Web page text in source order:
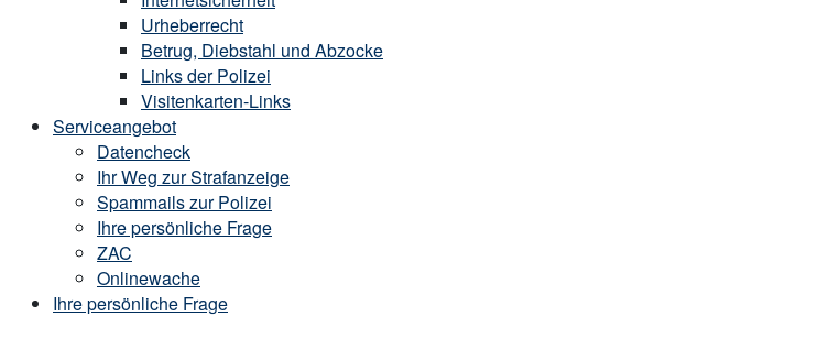
Urheberrecht
Betrug, Diebstahl und Abzocke
Links der Polizei
Visitenkarten-Links
Serviceangebot
Datencheck
Ihr Weg zur Strafanzeige
Spammails zur Polizei
Ihre persönliche Frage
ZAC
Onlinewache
Ihre persönliche Frage